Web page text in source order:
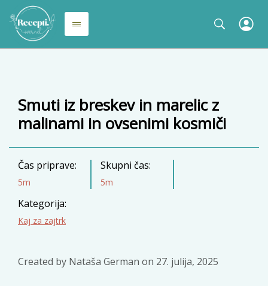
Smuti iz breskev in marelic z
malinami in ovsenimi kosmiči
Čas priprave:
5m
Skupni čas:
5m
Kategorija:
Kaj za zajtrk
Created by Nataša German on 27. julija, 2025